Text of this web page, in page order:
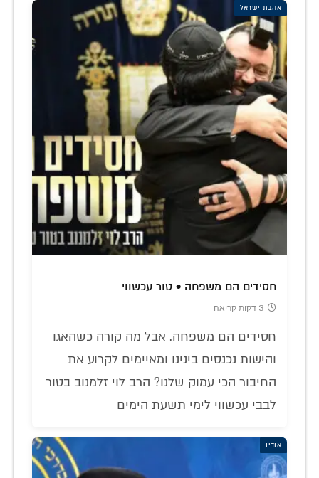
אהבת ישראל
חסידים הם משפחה • טור עכשווי
3 דקות קריאה
חסידים הם משפחה. אבל מה קורה כשהאגו
והישות נכנסים בינינו ומאיימים לקרוע את
החיבור הכי עמוק שלנו? הרב לוי זלמנוב בטור
לבבי עכשווי לימי תשעת הימים
אודיו